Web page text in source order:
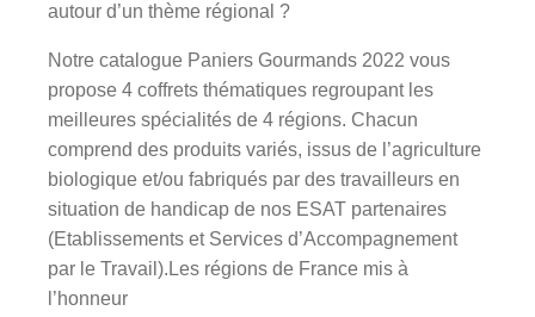
autour d’un thème régional ?
Notre catalogue Paniers Gourmands 2022 vous
propose 4 coffrets thématiques regroupant les
meilleures spécialités de 4 régions. Chacun
comprend des produits variés, issus de l’agriculture
biologique et/ou fabriqués par des travailleurs en
situation de handicap de nos ESAT partenaires
(Etablissements et Services d’Accompagnement
par le Travail).Les régions de France mis à
l’honneur